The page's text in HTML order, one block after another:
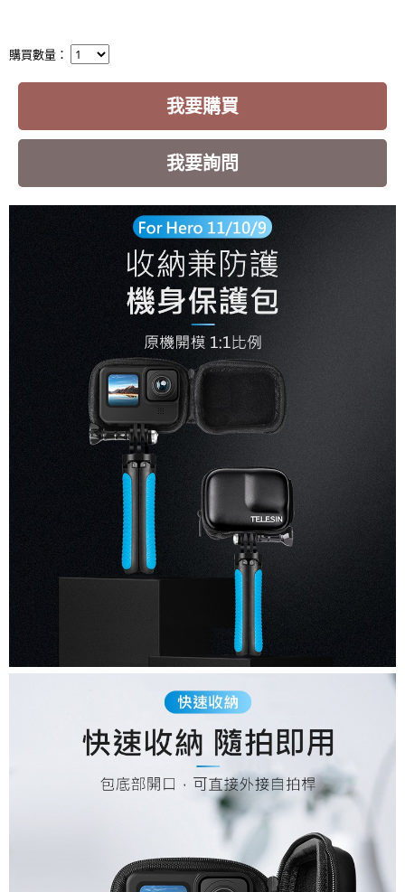
購買數量：
我要購買
我要詢問